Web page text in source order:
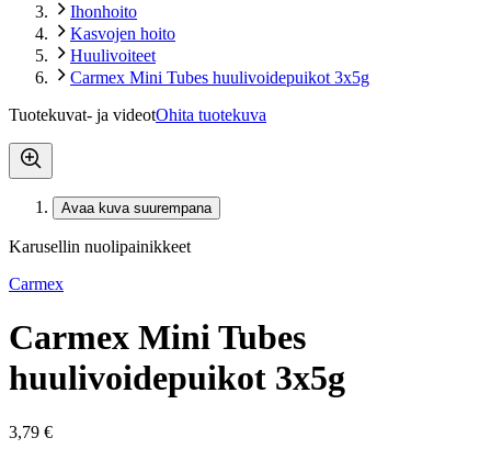
Ihonhoito
Kasvojen hoito
Huulivoiteet
Carmex Mini Tubes huulivoidepuikot 3x5g
Tuotekuvat- ja videotOhita tuotekuva
Avaa kuva suurempana
Karusellin nuolipainikkeet
Carmex
Carmex Mini Tubes
huulivoidepuikot 3x5g
3,79 €